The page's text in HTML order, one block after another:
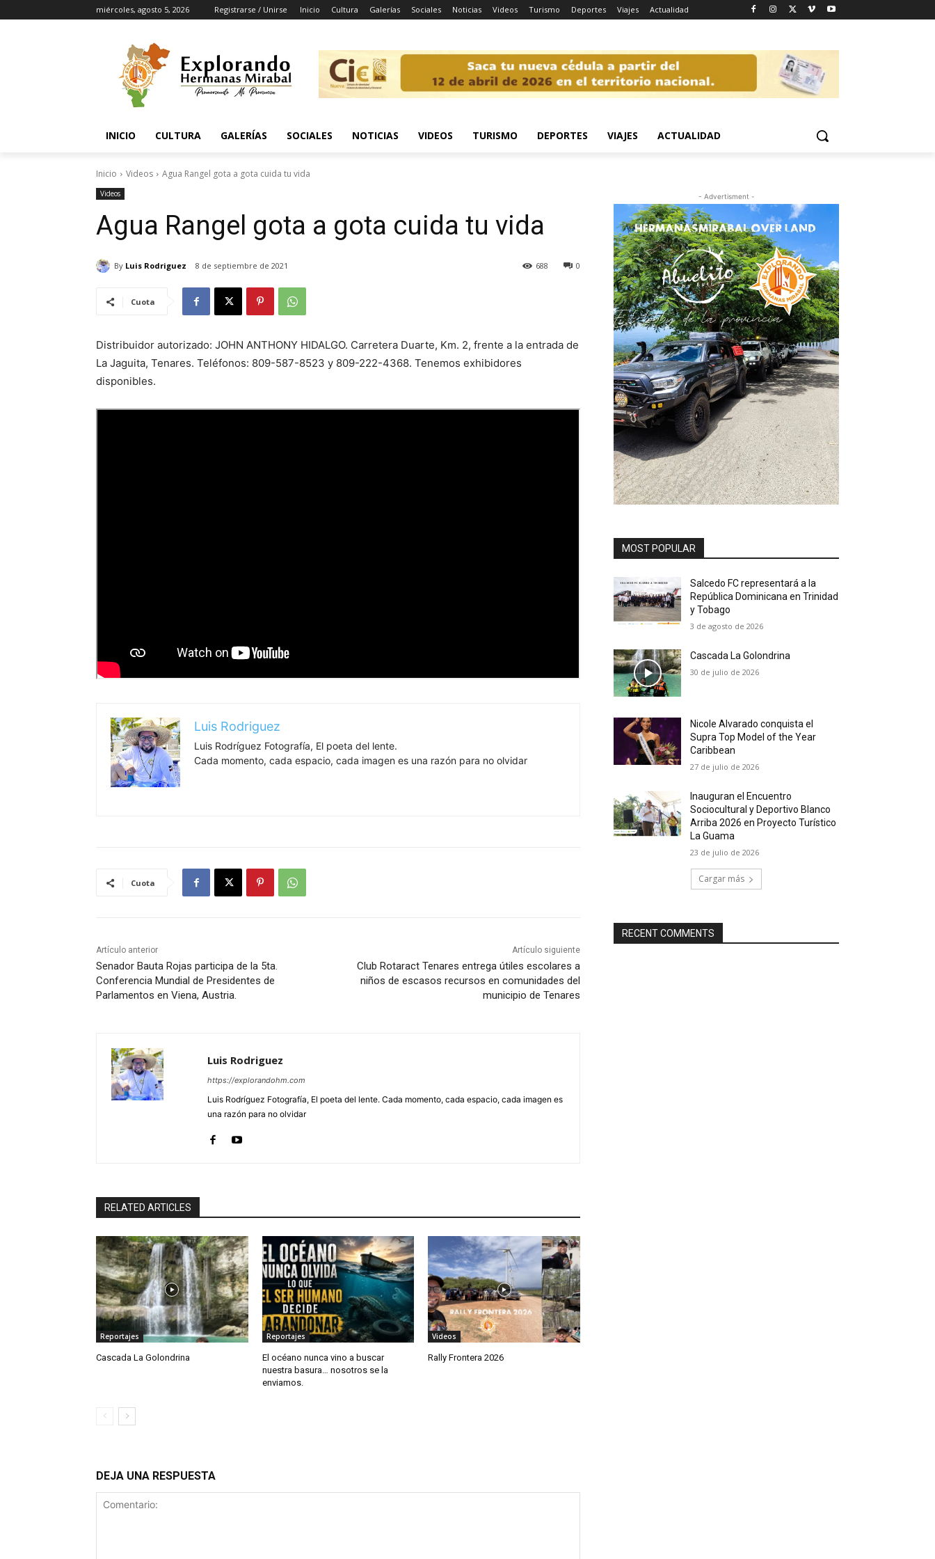
miércoles, agosto 5, 2026 Registrarse / Unirse Inicio Cultura Galerías Sociales Noticias Videos Turismo Deportes Viajes Actualidad
INICIO CULTURA GALERÍAS SOCIALES NOTICIAS VIDEOS TURISMO DEPORTES VIAJES ACTUALIDAD
Inicio Videos Agua Rangel gota a gota cuida tu vida
Videos
Agua Rangel gota a gota cuida tu vida
By Luis Rodriguez 8 de septiembre de 2021 0
688
Cuota
Distribuidor autorizado: JOHN ANTHONY HIDALGO. Carretera Duarte, Km. 2, frente a la entrada de
La Jaguita, Tenares. Teléfonos: 809-587-8523 y 809-222-4368. Tenemos exhibidores
disponibles.
Luis Rodriguez
Luis Rodríguez Fotografía, El poeta del lente.
Cada momento, cada espacio, cada imagen es una razón para no olvidar
Cuota
Artículo anterior
Senador Bauta Rojas participa de la 5ta.
Conferencia Mundial de Presidentes de
Parlamentos en Viena, Austria.
Artículo siguiente
Club Rotaract Tenares entrega útiles escolares a
niños de escasos recursos en comunidades del
municipio de Tenares
Luis Rodriguez
https://explorandohm.com
Luis Rodríguez Fotografía, El poeta del lente. Cada momento, cada espacio, cada imagen es
una razón para no olvidar
RELATED ARTICLES
Reportajes
Cascada La Golondrina
Reportajes
El océano nunca vino a buscar
nuestra basura… nosotros se la
enviamos.
Videos
Rally Frontera 2026
DEJA UNA RESPUESTA
- Advertisment -
MOST POPULAR
Salcedo FC representará a la
República Dominicana en Trinidad
y Tobago
3 de agosto de 2026
Cascada La Golondrina
30 de julio de 2026
Nicole Alvarado conquista el
Supra Top Model of the Year
Caribbean
27 de julio de 2026
Inauguran el Encuentro
Sociocultural y Deportivo Blanco
Arriba 2026 en Proyecto Turístico
La Guama
23 de julio de 2026
Cargar más
RECENT COMMENTS